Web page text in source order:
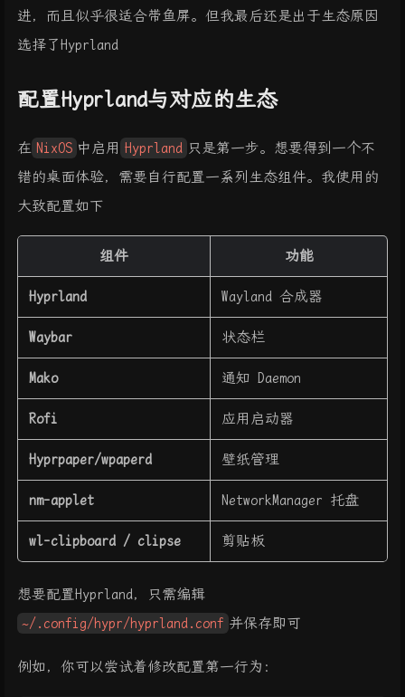
进，而且似乎很适合带鱼屏。但我最后还是出于生态原因
选择了Hyprland
配置Hyprland与对应的生态
在 NixOS 中启用 Hyprland 只是第一步。想要得到一个不
错的桌面体验，需要自行配置一系列生态组件。我使用的
大致配置如下
组件 功能
Hyprland Wayland 合成器
Waybar 状态栏
Mako 通知 Daemon
Rofi 应用启动器
Hyprpaper/wpaperd 壁纸管理
nm-applet NetworkManager 托盘
wl-clipboard / clipse 剪贴板
想要配置Hyprland，只需编辑
~/.config/hypr/hyprland.conf 并保存即可
例如，你可以尝试着修改配置第一行为：